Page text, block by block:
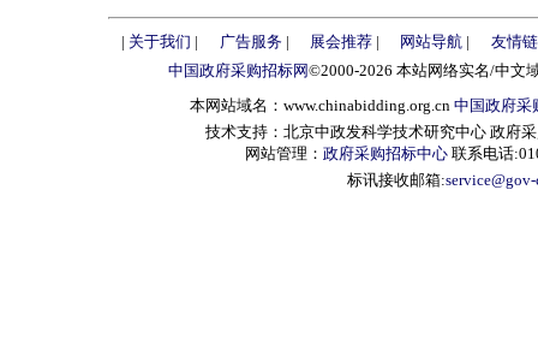
| 关于我们 | 广告服务| 展会推荐| 网站导航 |
友情
中国政府采购招标网©2000-2026 本站网络实名/中文
本网站域名：www.chinabidding.org.cn 中国政府采
技术支持：北京中政发科学技术研究中心 政府
网站管理： 政府采购招标中心 联系电话
标讯接收邮箱: